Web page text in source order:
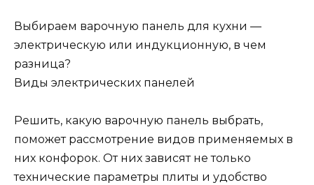
Выбираем варочную панель для кухни —
электрическую или индукционную, в чем
разница?
Виды электрических панелей
Решить, какую варочную панель выбрать,
поможет рассмотрение видов применяемых в
них конфорок. От них зависят не только
технические параметры плиты и удобство